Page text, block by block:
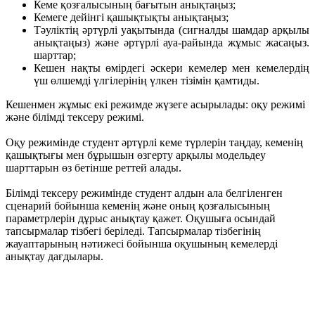
Кеме қозғалысының бағытын анықтаңыз;
Кемеге дейінгі қашықтықты анықтаңыз;
Тәуліктің әртүрлі уақытында (сигналды шамдар арқылы
анықтаңыз) және әртүрлі ауа-райында жұмыс жасаңыз.
шарттар;
Кешен нақты өмірдегі әскери кемелер мен кемелердің
үш өлшемді үлгілерінің үлкен тізімін қамтиды.
Кешенмен жұмыс екі режимде жүзеге асырылады: оқу режимі
және білімді тексеру режимі.
Оқу режимінде студент әртүрлі кеме түрлерін таңдау, кеменің
қашықтығы мен бұрышын өзгерту арқылы модельдеу
шарттарын өз бетінше реттей алады.
Білімді тексеру режимінде студент алдын ала белгіленген
сценарий бойынша кеменің және оның қозғалысының
параметрлерін дұрыс анықтау қажет. Оқушыға осындай
тапсырмалар тізбегі беріледі. Тапсырмалар тізбегінің
жауаптарының нәтижесі бойынша оқушының кемелерді
анықтау дағдылары.